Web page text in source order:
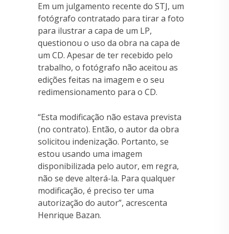
Em um julgamento recente do STJ, um
fotógrafo contratado para tirar a foto
para ilustrar a capa de um LP,
questionou o uso da obra na capa de
um CD. Apesar de ter recebido pelo
trabalho, o fotógrafo não aceitou as
edições feitas na imagem e o seu
redimensionamento para o CD.
“Esta modificação não estava prevista
(no contrato). Então, o autor da obra
solicitou indenização. Portanto, se
estou usando uma imagem
disponibilizada pelo autor, em regra,
não se deve alterá-la. Para qualquer
modificação, é preciso ter uma
autorização do autor”, acrescenta
Henrique Bazan.